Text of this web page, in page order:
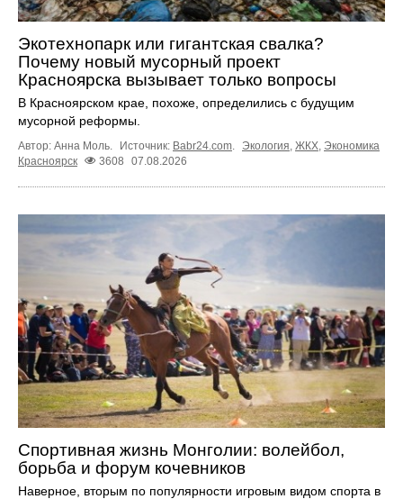
Экотехнопарк или гигантская свалка?
Почему новый мусорный проект
Красноярска вызывает только вопросы
В Красноярском крае, похоже, определились с будущим
мусорной реформы.
Автор: Анна Моль. Источник: Babr24.com. Экология, ЖКХ, Экономика
Красноярск
3608 07.08.2026
Спортивная жизнь Монголии: волейбол,
борьба и форум кочевников
Наверное, вторым по популярности игровым видом спорта в